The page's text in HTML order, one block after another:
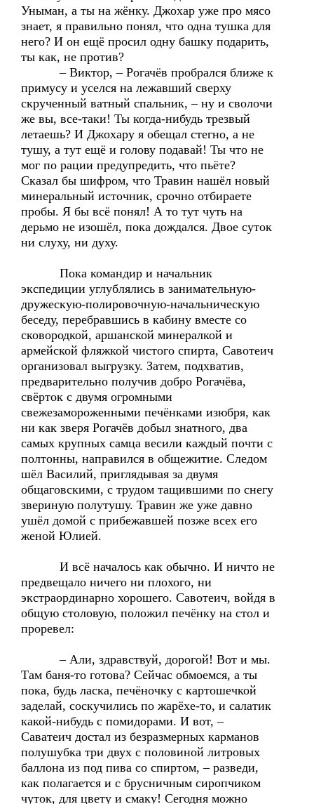
Уныман, а ты на жёнку. Джохар уже про мясо
знает, я правильно понял, что одна тушка для
него? И он ещё просил одну башку подарить,
ты как, не против?
– Виктор, – Рогачёв пробрался ближе к
примусу и уселся на лежавший сверху
скрученный ватный спальник, – ну и сволочи
же вы, все-таки! Ты когда-нибудь трезвый
летаешь? И Джохару я обещал стегно, а не
тушу, а тут ещё и голову подавай! Ты что не
мог по рации предупредить, что пьёте?
Сказал бы шифром, что Травин нашёл новый
минеральный источник, срочно отбираете
пробы. Я бы всё понял! А то тут чуть на
дерьмо не изошёл, пока дождался. Двое суток
ни слуху, ни духу.
Пока командир и начальник
экспедиции углублялись в занимательную-
дружескую-полировочную-начальническую
беседу, перебравшись в кабину вместе со
сковородкой, аршанской минералкой и
армейской фляжкой чистого спирта, Савотеич
организовал выгрузку. Затем, подхватив,
предварительно получив добро Рогачёва,
свёрток с двумя огромными
свежезамороженными печёнками изюбря, как
ни как зверя Рогачёв добыл знатного, два
самых крупных самца весили каждый почти с
полтонны, направился в общежитие. Следом
шёл Василий, приглядывая за двумя
общаговскими, с трудом тащившими по снегу
звериную полутушу. Травин же уже давно
ушёл домой с прибежавшей позже всех его
женой Юлией.
И всё началось как обычно. И ничто не
предвещало ничего ни плохого, ни
экстраординарно хорошего. Савотеич, войдя в
общую столовую, положил печёнку на стол и
проревел:
– Али, здравствуй, дорогой! Вот и мы.
Там баня-то готова? Сейчас обмоемся, а ты
пока, будь ласка, печёночку с картошечкой
заделай, соскучились по жарёхе-то, и салатик
какой-нибудь с помидорами. И вот, –
Саватеич достал из безразмерных карманов
полушубка три двух с половиной литровых
баллона из под пива со спиртом, – разведи,
как полагается и с брусничным сиропчиком
чуток, для цвету и смаку! Сегодня можно